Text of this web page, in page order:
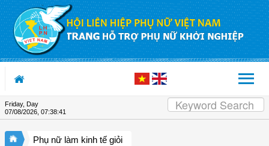
Skip to Content
Friday, Day
07/08/2026 07:38:41
Phụ nữ làm kinh tế giỏi